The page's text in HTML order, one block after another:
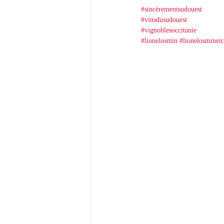
#sincèrementsudouest
#vinsdusudouest
#vignoblesoccitanie
#lionelosmin